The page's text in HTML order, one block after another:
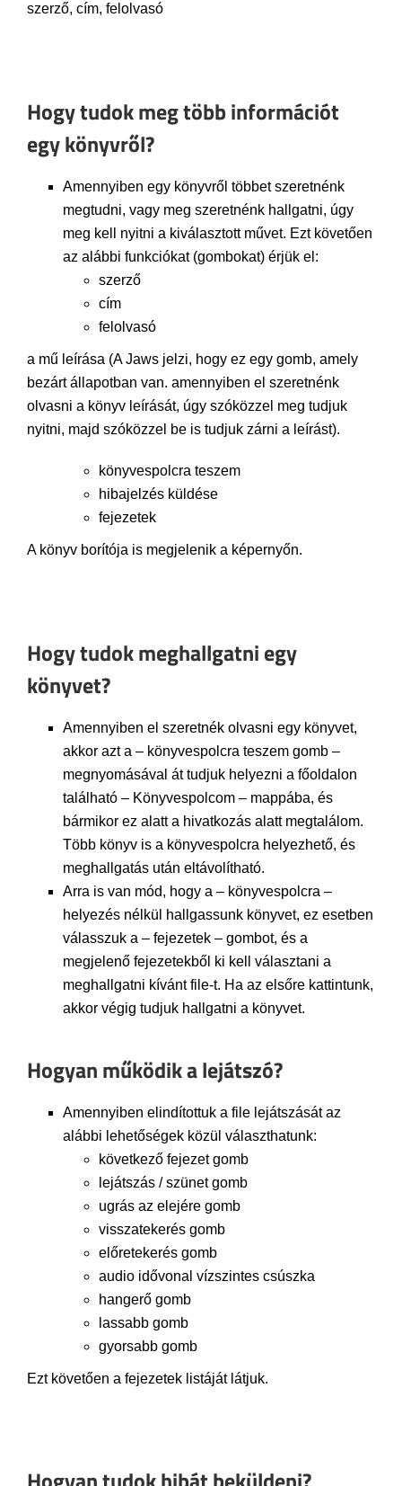
szerző, cím, felolvasó
Hogy tudok meg több információt
egy könyvről?
Amennyiben egy könyvről többet szeretnénk
megtudni, vagy meg szeretnénk hallgatni, úgy
meg kell nyitni a kiválasztott művet. Ezt követően
az alábbi funkciókat (gombokat) érjük el:
szerző
cím
felolvasó
a mű leírása (A Jaws jelzi, hogy ez egy gomb, amely
bezárt állapotban van. amennyiben el szeretnénk
olvasni a könyv leírását, úgy szóközzel meg tudjuk
nyitni, majd szóközzel be is tudjuk zárni a leírást).
könyvespolcra teszem
hibajelzés küldése
fejezetek
A könyv borítója is megjelenik a képernyőn.
Hogy tudok meghallgatni egy
könyvet?
Amennyiben el szeretnék olvasni egy könyvet,
akkor azt a – könyvespolcra teszem gomb –
megnyomásával át tudjuk helyezni a főoldalon
található – Könyvespolcom – mappába, és
bármikor ez alatt a hivatkozás alatt megtalálom.
Több könyv is a könyvespolcra helyezhető, és
meghallgatás után eltávolítható.
Arra is van mód, hogy a – könyvespolcra –
helyezés nélkül hallgassunk könyvet, ez esetben
válasszuk a – fejezetek – gombot, és a
megjelenő fejezetekből ki kell választani a
meghallgatni kívánt file-t. Ha az elsőre kattintunk,
akkor végig tudjuk hallgatni a könyvet.
Hogyan működik a lejátszó?
Amennyiben elindítottuk a file lejátszását az
alábbi lehetőségek közül választhatunk:
következő fejezet gomb
lejátszás / szünet gomb
ugrás az elejére gomb
visszatekerés gomb
előretekerés gomb
audio idővonal vízszintes csúszka
hangerő gomb
lassabb gomb
gyorsabb gomb
Ezt követően a fejezetek listáját látjuk.